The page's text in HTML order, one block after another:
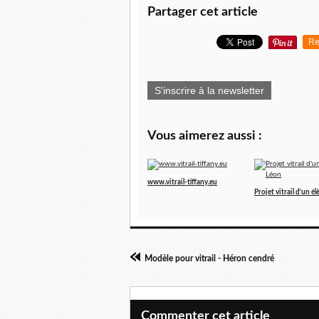
Partager cet article
S'inscrire à la newsletter
Vous aimerez aussi :
www.vitrail-tiffany.eu
Projet vitrail d'un
Modèle pour vitrail - Héron cendré
Commenter cet article